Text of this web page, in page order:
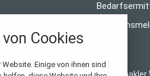
Cookies
Einige von ihnen sind